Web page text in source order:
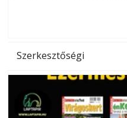
Szerkesztőségi